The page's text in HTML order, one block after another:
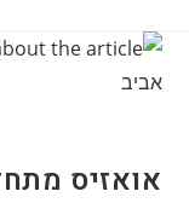
אואזיס